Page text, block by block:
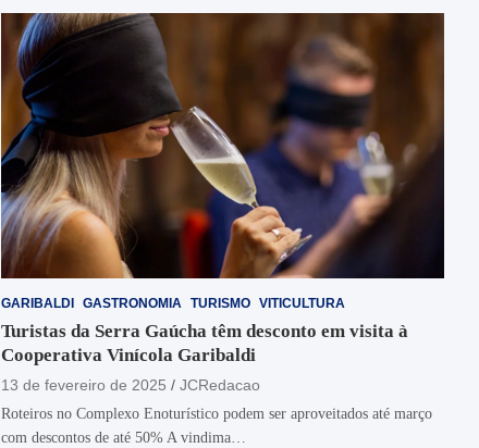
GARIBALDI GASTRONOMIA TURISMO VITICULTURA
Turistas da Serra Gaúcha têm desconto em visita à
Cooperativa Vinícola Garibaldi
13 de fevereiro de 2025 JCRedacao
Roteiros no Complexo Enoturístico podem ser aproveitados até março
com descontos de até 50% A vindima…